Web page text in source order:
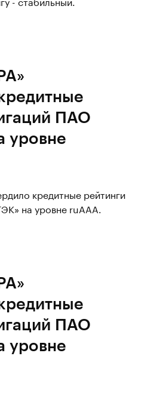
ПАО
уровне
кредитные рейтинги
на уровне ruAAA.
ПАО
уровне